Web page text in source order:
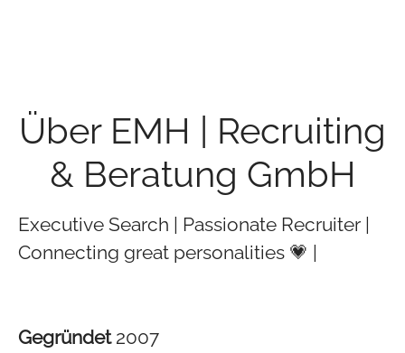
Über EMH | Recruiting
& Beratung GmbH
Executive Search | Passionate Recruiter |
Connecting great personalities 💗 |
Gegründet 2007